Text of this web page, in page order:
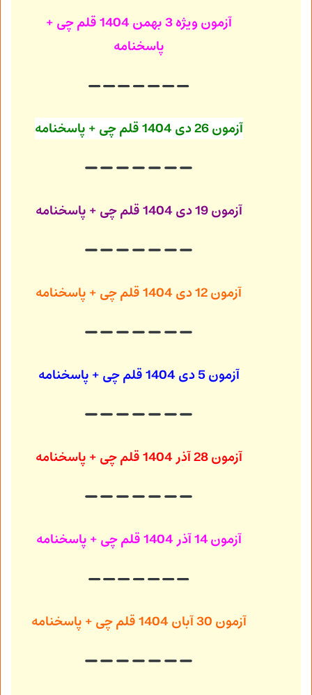
آزمون ویژه 3 بهمن 1404
قلم چی +
پاسخنامه
آزمون 26 دی 1404 قلم چی + پاسخنامه
آزمون 19 دی 1404 قلم چی + پاسخنامه
آزمون 12 دی 1404 قلم چی + پاسخنامه
آزمون 5 دی 1404 قلم چی + پاسخنامه
آزمون 28 آذر 1404 قلم چی + پاسخنامه
آزمون 14 آذر 1404 قلم چی + پاسخنامه
آزمون 30 آبان 1404 قلم چی + پاسخنامه